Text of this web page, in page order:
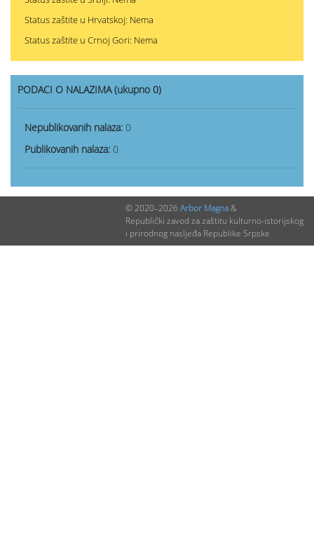
Status zaštite u Hrvatskoj: Nema
Status zaštite u Crnoj Gori: Nema
PODACI O NALAZIMA (ukupno 0)
Nepublikovanih nalaza: 0
Publikovanih nalaza: 0
© 2020–2026 Arbor Magna&
Republički zavod za zaštitu kulturno-istorijskog
i prirodnog nasljeđa Republike Srpske